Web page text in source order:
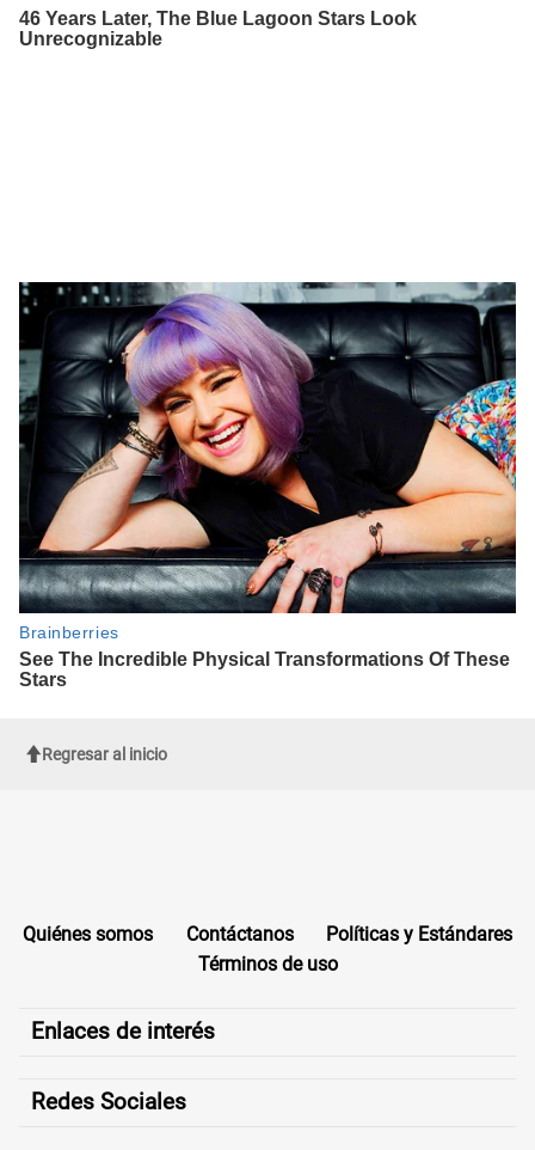
Regresar al inicio
Quiénes somos Contáctanos
Políticas y Estándares
Términos de uso
Enlaces de interés
Redes Sociales